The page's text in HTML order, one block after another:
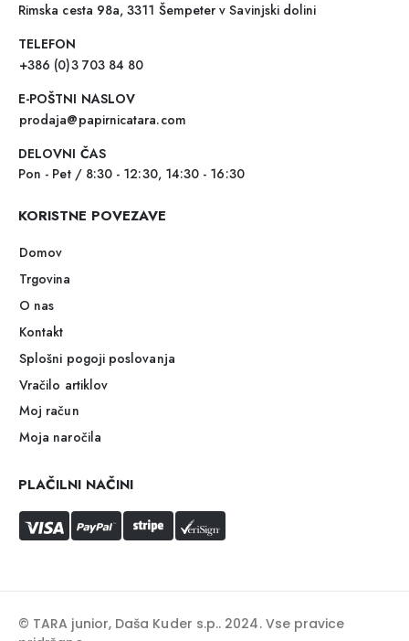
Rimska cesta 98a, 3311 Šempeter v Savinjski dolini
TELEFON
+386 (0)3 703 84 80
E-POŠTNI NASLOV
prodaja@papirnicatara.com
DELOVNI ČAS
Pon - Pet / 8:30 - 12:30, 14:30 - 16:30
KORISTNE POVEZAVE
Domov
Trgovina
O nas
Kontakt
Splošni pogoji poslovanja
Vračilo artiklov
Moj račun
Moja naročila
PLAČILNI NAČINI
© TARA junior, Daša Kuder s.p.. 2024. Vse pravice